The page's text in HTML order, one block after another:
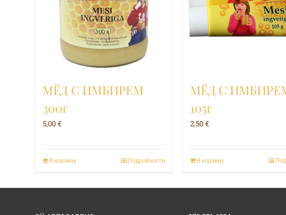
МЁД С ИМБИРЕМ
300г
5,00 €
В корзину Подробности
МЁД С
105г
2,50 €
В корзину